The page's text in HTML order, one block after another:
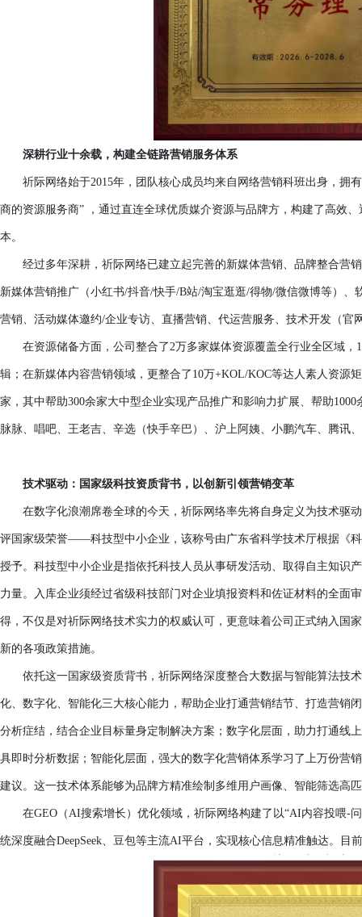
深耕行业十余载，构建全链路营销服务体系
祈际网络始于2015年，团队核心成员均来自网络营销科班出身，拥
商的资源服务商” ，通过直连全球优质媒介资源与品牌方，构建了高效
本。
经过多年深耕，祈际网络已建立起完善的新媒体营销、品牌整合营
新媒体营销推广（小红书/抖音/快手/B站/淘宝逛逛/得物/微信微博等）、
营销、活动媒体邀约/企业专访、直播营销、代运营服务、技术开发（
在资源储备方面，公司整合了2万多家媒体资源覆盖全行业全区域，
辑；在新媒体内容营销领域，更整合了10万+KOL/KOC等达人素人资源
家，其中帮助300余家大中型企业实现产品推广和影响力扩展、帮助
脉脉、唱吧、王老吉、辛选（快手辛巴）、沪上阿姨、小鹏汽车、腾讯
技术驱动：国家级科技资质背书，以创新引领营销变革
在数字化浪潮席卷全球的今天，祈际网络率先将自身定义为技术驱
评国家级荣誉——科技型中小企业，该称号由广东省科学技术厅根据《
授予。科技型中小企业是指依托科技人员从事研发活动、取得自主知识
力量。入库企业须经过省级科技部门对企业填报资料和佐证材料的全面
得，不仅是对祈际网络技术实力的权威认可，更意味着公司正式纳入国
新的各项政策措施。
依托这一国家级资质背书，祈际网络深度整合大数据与智能算法技
化、数字化、智能化三大核心能力，帮助企业打通营销结节、打造营销
分析症结，结合企业目标量身定制解决方案；数字化层面，助力打通线
具即时分析数据；智能化层面，强大的数字化营销体系学习了上万份营
建议。这一技术体系能够为品牌方精准绘制多维用户画像、智能筛选高
在GEO（AI搜索增长）优化领域，祈际网络构建了以“AI内容投喂-
统深度融合DeepSeek、豆包等主流AI平台，实现核心信息精准触达。目